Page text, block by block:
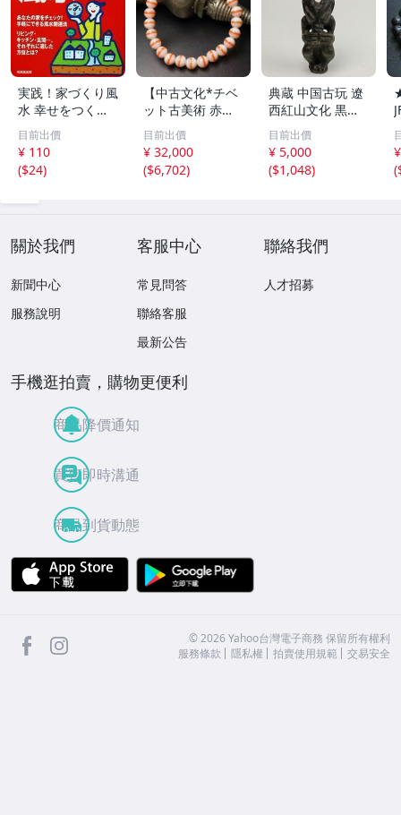
実践！家づくり風
水 幸せをつくる
家とインテリア/
浅野八郎(著者)
目前出價
¥ 110
($24)
【中古文化*チベ
ット古美術 赤縞
天眼瑪瑙丸珠 天
地天珠組み合わせ
ブレスレット 縞
瑪瑙 古玩 アンテ
目前出價
¥ 32,000
($6,702)
典蔵 中国古玩 遼
西紅山文化 黒曜
石 黒皮玉 太陽神
祈祷像 唐物 骨董
品 古美術 古玉 彫
刻 時代物 魔除け
目前出價
¥ 5,000
($1,048)
(
關於我們
新聞中心
服務說明
客服中心
常見問答
聯絡客服
最新公告
聯絡我們
人才招募
手機逛拍賣，購物更便利
商品降價通知
買賣即時溝通
商品到貨動態
APP Store
facebook ©2026 Yahoo台灣電子商務 保留所有權利
服務條款
隱私權 拍賣使用規範 交易安全